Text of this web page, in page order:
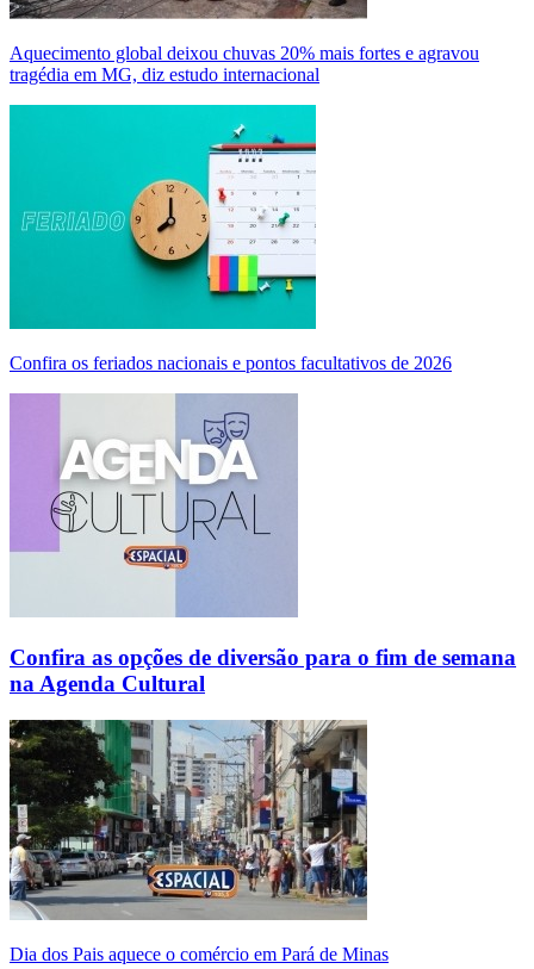
Aquecimento global deixou chuvas 20% mais fortes e agravou
tragédia em MG, diz estudo internacional
Confira os feriados nacionais e pontos facultativos de 2026
Confira as opções de diversão para o fim de semana
na Agenda Cultural
Dia dos Pais aquece o comércio em Pará de Minas